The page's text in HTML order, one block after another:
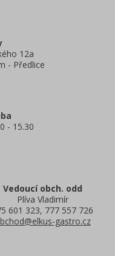
12a
- Předlice
- 15.30
Vedoucí obch. odd
Plíva Vladimír
601 323, 777 557 726
gastro.cz